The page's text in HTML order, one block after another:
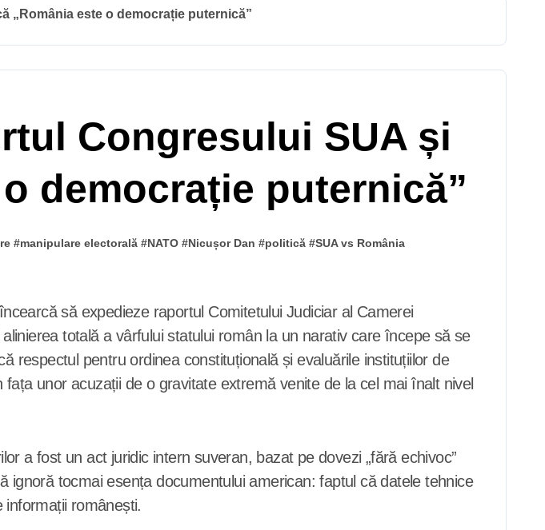
„România este o democrație puternică”
Congresului SUA și
democrație puternică”
#manipulare electorală #NATO #Nicușor Dan #politică #SUA vs România
totală a vârfului statului român la un narativ care începe să se
respectul pentru ordinea constituțională și evaluările instituțiilor de
unor acuzații de o gravitate extremă venite de la cel mai înalt nivel
a fost un act juridic intern suveran, bazat pe dovezi „fără echivoc”
ignoră tocmai esența documentului american: faptul că datele tehnice
informații românești.